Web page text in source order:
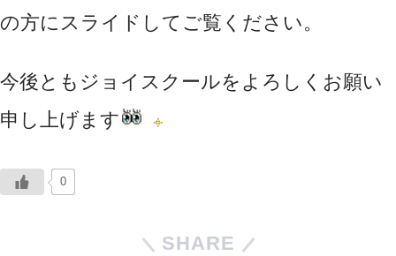
の方にスライドしてご覧ください。
今後ともジョイスクールをよろしくお願い
申し上げます
0
SHARE